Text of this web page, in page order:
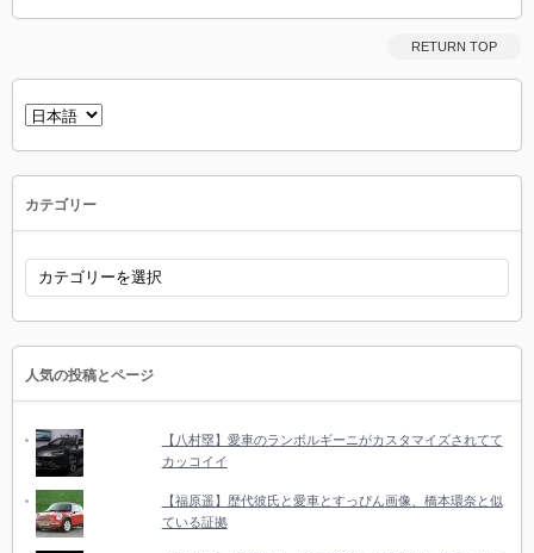
RETURN TOP
言
語
カテゴリー
カ
ゴ
リ
人気の投稿とページ
【八村塁】愛車のランボルギーニがカスタマイズされてて
カッコイイ
【福原遥】歴代彼氏と愛車とすっぴん画像、橋本環奈と似
ている証拠